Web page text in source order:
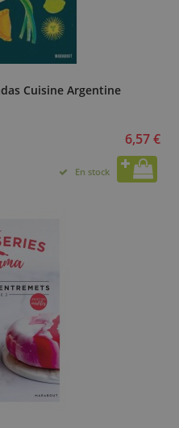
Cuisine Argentine
6,57 €
En stock